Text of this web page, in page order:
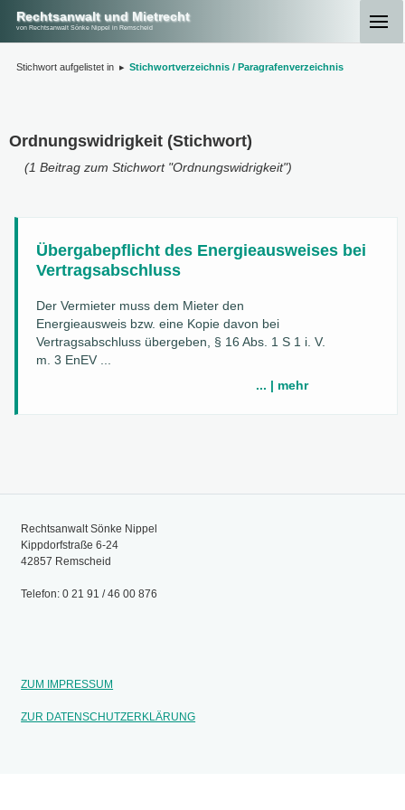
Rechtsanwalt und Mietrecht
von Rechtsanwalt Sönke Nippel in Remscheid
Stichwort aufgelistet in ▸ Stichwortverzeichnis / Paragrafenverzeichnis
Ordnungswidrigkeit (Stichwort)
(1 Beitrag zum Stichwort "Ordnungswidrigkeit")
Übergabepflicht des Energieausweises bei
Vertragsabschluss
Der Vermieter muss dem Mieter den
Energieausweis bzw. eine Kopie davon bei
Vertragsabschluss übergeben, § 16 Abs. 1 S 1 i. V.
m. 3 EnEV ...
... | mehr
Rechtsanwalt Sönke Nippel
Kippdorfstraße 6-24
42857 Remscheid
Telefon: 0 21 91 / 46 00 876
ZUM IMPRESSUM
ZUR DATENSCHUTZERKLÄRUNG